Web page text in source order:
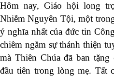
Hôm nay, Giáo hội long
Nhiễm Nguyên Tội, một
ý nghĩa nhất của đức tin
chiêm ngắm sự thánh thiện
mà Thiên Chúa đã ban
đầu tiên trong lòng mẹ. Tất